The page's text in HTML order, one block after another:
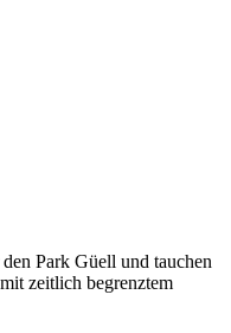
Park Güell und tauchen
zeitlich begrenztem